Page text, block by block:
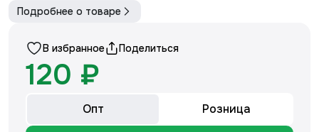
Подробнее о товаре
В избранное Поделиться
120 ₽
Опт Розница